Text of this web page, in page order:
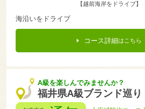
【越前海岸をドライブ】
海沿いをドライブ
コース詳細はこちら
A級を楽しんでみませんか？
福井県A級ブランド巡り